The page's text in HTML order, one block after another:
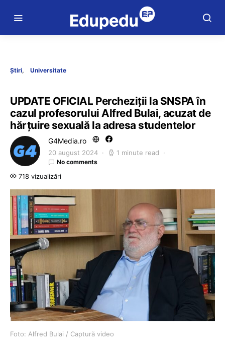
Știri Universitate
UPDATE OFICIAL Percheziții la SNSPA în
cazul profesorului Alfred Bulai, acuzat de
hărțuire sexuală la adresa studentelor
G4Media.ro
20 august 2024 1 minute read
No comments
718 vizualizări
Foto: Alfred Bulai / Captură video